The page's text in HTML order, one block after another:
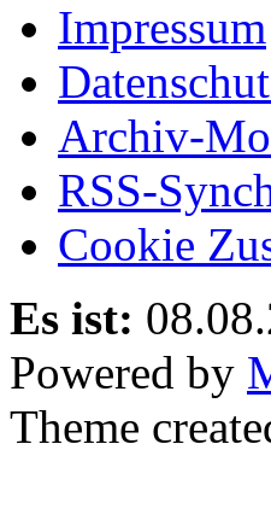
Impressum
Archiv-
RSS-
Cookie
Es ist:
Powered by
Theme